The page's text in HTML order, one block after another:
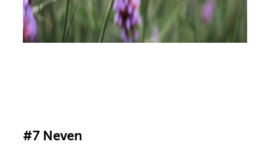
#7 Neven